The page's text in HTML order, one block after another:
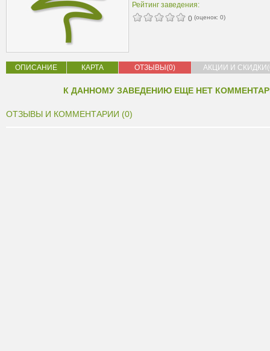
Рейтинг заведения:
0 (оценок: 0)
ОПИСАНИЕ КАРТА ОТЗЫВЫ(0) АКЦИИ И
К ДАННОМУ ЗАВЕДЕНИЮ ЕЩЕ НЕТ
ОТЗЫВЫ И КОММЕНТАРИИ (0)